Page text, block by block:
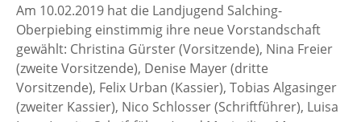
Am 10.02.2019 hat die Landjugend Salching-
Oberpiebing einstimmig ihre neue Vorstandschaft
gewählt: Christina Gürster (Vorsitzende), Nina Freier
(zweite Vorsitzende), Denise Mayer (dritte
Vorsitzende), Felix Urban (Kassier), Tobias Algasinger
(zweiter Kassier), Nico Schlosser (Schriftführer), Luisa